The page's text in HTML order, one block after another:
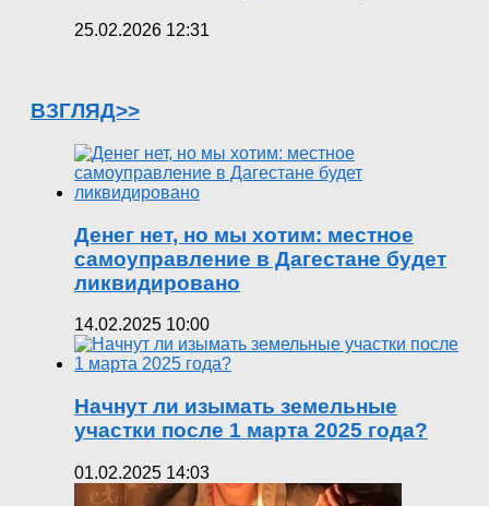
25.02.2026 12:31
ВЗГЛЯД>>
Денег нет, но мы хотим: местное
самоуправление в Дагестане будет
ликвидировано
14.02.2025 10:00
Начнут ли изымать земельные
участки после 1 марта 2025 года?
01.02.2025 14:03